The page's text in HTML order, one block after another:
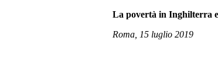
La povertà in Inghilterra
Roma, 15 luglio 2019